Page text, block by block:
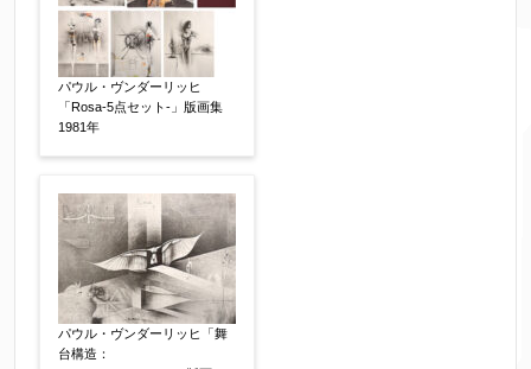
査定額：
し上げます。
作品コンディション 【任意】
パウル・ヴンダーリッヒ
「Rosa-5点セット-」版画集
1981年
パウル・ヴンダーリッヒ「舞
台構造：